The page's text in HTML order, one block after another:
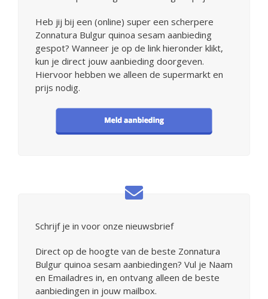
Heb jij bij een (online) super een scherpere
Zonnatura Bulgur quinoa sesam aanbieding
gespot? Wanneer je op de link hieronder klikt,
kun je direct jouw aanbieding doorgeven.
Hiervoor hebben we alleen de supermarkt en
prijs nodig.
Schrijf je in voor onze nieuwsbrief
Direct op de hoogte van de beste Zonnatura
Bulgur quinoa sesam aanbiedingen? Vul je Naam
en Emailadres in, en ontvang alleen de beste
aanbiedingen in jouw mailbox.